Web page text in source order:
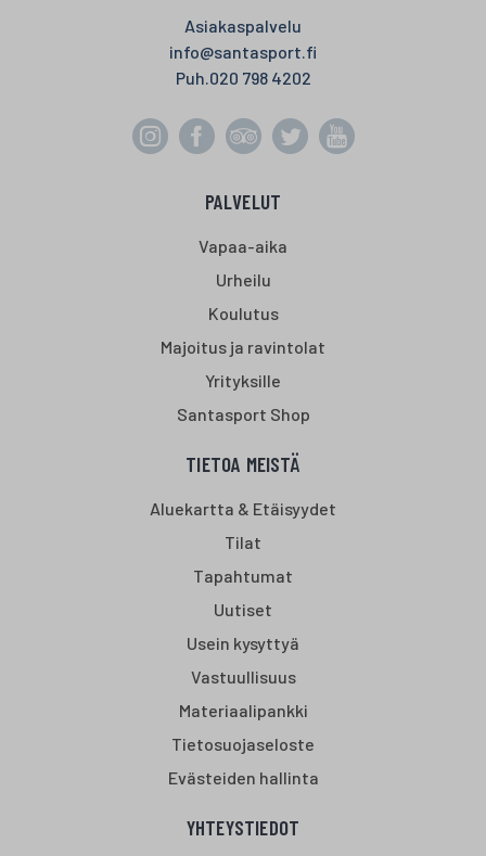
Asiakaspalvelu
info@santasport.fi
Puh. 020 798 4202
PALVELUT
Vapaa-aika
Urheilu
Koulutus
Majoitus ja ravintolat
Yrityksille
Santasport Shop
TIETOA MEISTÄ
Aluekartta & Etäisyydet
Tilat
Tapahtumat
Uutiset
Usein kysyttyä
Vastuullisuus
Materiaalipankki
Tietosuojaseloste
Evästeiden hallinta
YHTEYSTIEDOT